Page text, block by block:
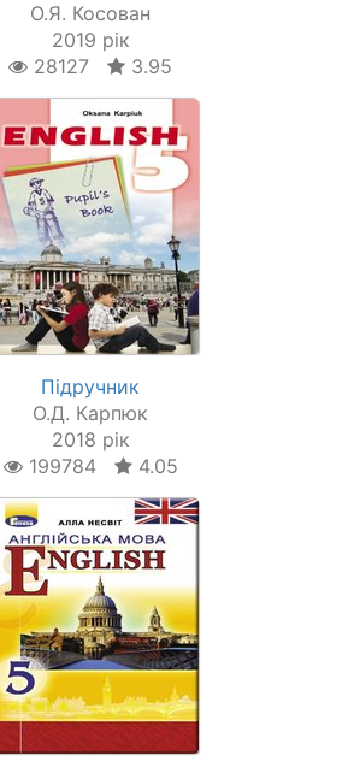
О.Я. Косован
2019 рік
28127
3.95
Підручник
О.Д. Карпюк
2018 рік
199784
4.05